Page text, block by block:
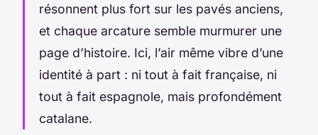
résonnent plus fort sur les pavés anciens,
et chaque arcature semble murmurer une
page d’histoire. Ici, l’air même vibre d’une
identité à part : ni tout à fait française, ni
tout à fait espagnole, mais profondément
catalane.